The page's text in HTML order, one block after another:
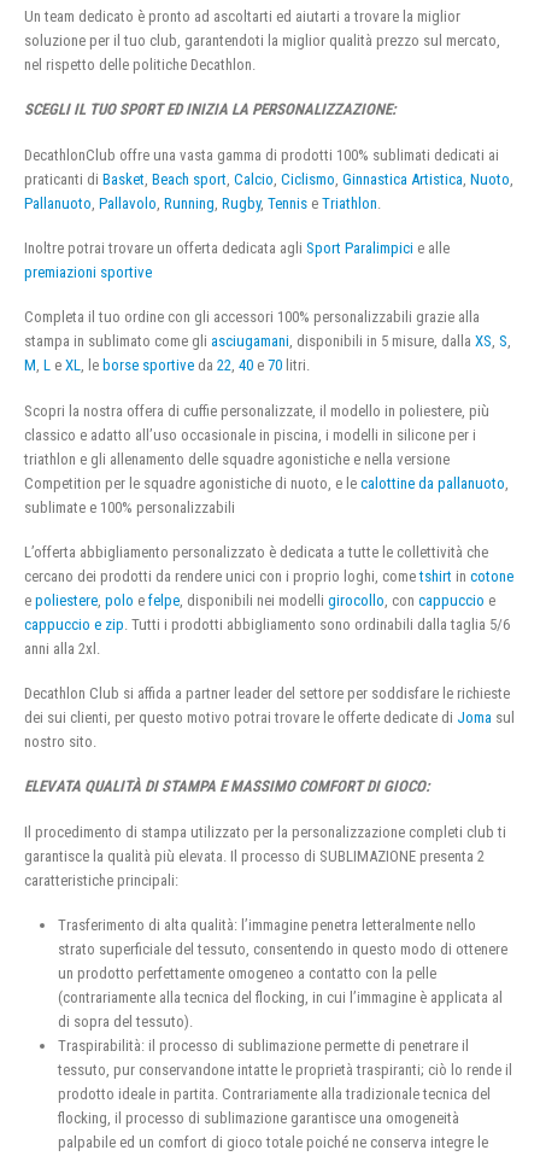
Un team dedicato è pronto ad ascoltarti ed aiutarti a trovare la miglior
soluzione per il tuo club, garantendoti la miglior qualità prezzo sul mercato,
nel rispetto delle politiche Decathlon.
SCEGLI IL TUO SPORT ED INIZIA LA PERSONALIZZAZIONE:
DecathlonClub offre una vasta gamma di prodotti 100% sublimati dedicati ai
praticanti di Basket Beach sport Calcio Ciclismo Ginnastica Artistica Nuoto
Pallanuoto Pallavolo Running Rugby, Tennis e Triathlon
Inoltre potrai trovare un offerta dedicata agli Sport Paralimpici e alle
premiazioni sportive
Completa il tuo ordine con gli accessori 100% personalizzabili grazie alla
stampa in sublimato come gli asciugamani, disponibili in 5 misure, dalla XS, S,
M, L e XL, le borse sportive da 22, 40 e 70 litri.
Scopri la nostra offera di cuffie personalizzate, il modello in poliestere, più
classico e adatto all’uso occasionale in piscina, i modelli in silicone per i
triathlon e gli allenamento delle squadre agonistiche e nella versione
Competition per le squadre agonistiche di nuoto, e le calottine da pallanuoto
sublimate e 100% personalizzabili
L’offerta abbigliamento personalizzato è dedicata a tutte le collettività che
cercano dei prodotti da rendere unici con i proprio loghi, cometshirt in cotone
e poliestere polo e felpe , disponibili nei modelli girocollo , con cappuccio e
cappuccio e zip . Tutti i prodotti abbigliamento sono ordinabili dalla taglia 5/6
anni alla 2xl.
Decathlon Club si affida a partner leader del settore per soddisfare le richieste
dei sui clienti, per questo motivo potrai trovare le offerte dedicate di Joma sul
nostro sito.
ELEVATA QUALITÀ DI STAMPA E MASSIMO COMFORT DI GIOCO:
Il procedimento di stampa utilizzato per la personalizzazione completi club ti
garantisce la qualità più elevata. Il processo di SUBLIMAZIONE presenta 2
caratteristiche principali:
Trasferimento di alta qualità: l’immagine penetra letteralmente nello
strato superficiale del tessuto, consentendo in questo modo di ottenere
un prodotto perfettamente omogeneo a contatto con la pelle
(contrariamente alla tecnica del flocking, in cui l’immagine è applicata al
di sopra del tessuto).
Traspirabilità: il processo di sublimazione permette di penetrare il
tessuto, pur conservandone intatte le proprietà traspiranti; ciò lo rende il
prodotto ideale in partita. Contrariamente alla tradizionale tecnica del
flocking, il processo di sublimazione garantisce una omogeneità
palpabile ed un comfort di gioco totale poiché ne conserva integre le